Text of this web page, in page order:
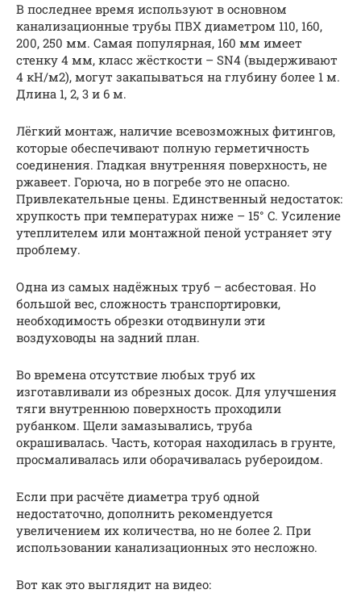
В последнее время используют в основном
канализационные трубы ПВХ диаметром 110, 160,
200, 250 мм. Самая популярная, 160 мм имеет
стенку 4 мм, класс жёсткости – SN4 (выдерживают
4 кН/м2), могут закапываться на глубину более 1 м.
Длина 1, 2, 3 и 6 м.
Лёгкий монтаж, наличие всевозможных фитингов,
которые обеспечивают полную герметичность
соединения. Гладкая внутренняя поверхность, не
ржавеет. Горюча, но в погребе это не опасно.
Привлекательные цены. Единственный недостаток:
хрупкость при температурах ниже – 15° C. Усиление
утеплителем или монтажной пеной устраняет эту
проблему.
Одна из самых надёжных труб – асбестовая. Но
большой вес, сложность транспортировки,
необходимость обрезки отодвинули эти
воздуховоды на задний план.
Во времена отсутствие любых труб их
изготавливали из обрезных досок. Для улучшения
тяги внутреннюю поверхность проходили
рубанком. Щели замазывались, труба
окрашивалась. Часть, которая находилась в грунте,
просмаливалась или оборачивалась рубероидом.
Если при расчёте диаметра труб одной
недостаточно, дополнить рекомендуется
увеличением их количества, но не более 2. При
использовании канализационных это несложно.
Вот как это выглядит на видео: